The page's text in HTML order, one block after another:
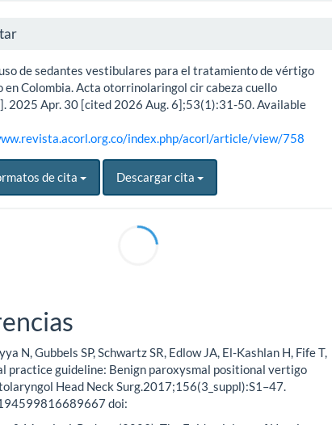
de sedantes vestibulares para el tratamiento de vértigo
en Colombia. Acta otorrinolaringol cir cabeza cuello
2025 Apr. 30 [cited 2026 Aug. 6];53(1):31-50. Available
index.php/acorl/article/view/758
de cita Descargar cita
N, Gubbels SP, Schwartz SR, Edlow JA, El-Kashlan H, Fife T,